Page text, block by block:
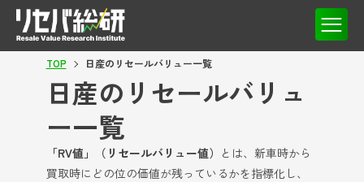
TOP 日産のリセールバリュー一覧
日産のリセールバリュ
ー一覧
「RV値」（リセールバリュー値） とは、新車時から
買取時にどの位の価値が残っているかを指標化し、